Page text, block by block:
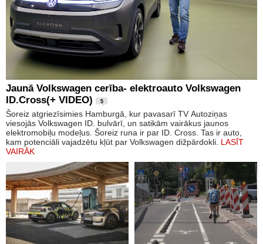
Jaunā Volkswagen cerība- elektroauto Volkswagen
ID.Cross(+ VIDEO)
5
Šoreiz atgriezīsimies Hamburgā, kur pavasarī TV Autoziņas
viesojās Volkswagen ID. bulvārī, un satikām vairākus jaunos
elektromobiļu modeļus. Šoreiz runa ir par ID. Cross. Tas ir auto,
kam potenciāli vajadzētu kļūt par Volkswagen dižpārdokli. LASĪT
VAIRĀK